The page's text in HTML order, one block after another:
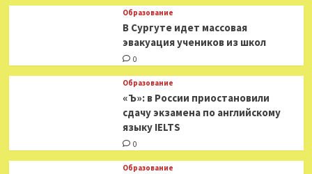
Образование
В Сургуте идет массовая
эвакуация учеников из школ
0
Образование
«Ъ»: в России приостановили
сдачу экзамена по английскому
языку IELTS
0
Образование